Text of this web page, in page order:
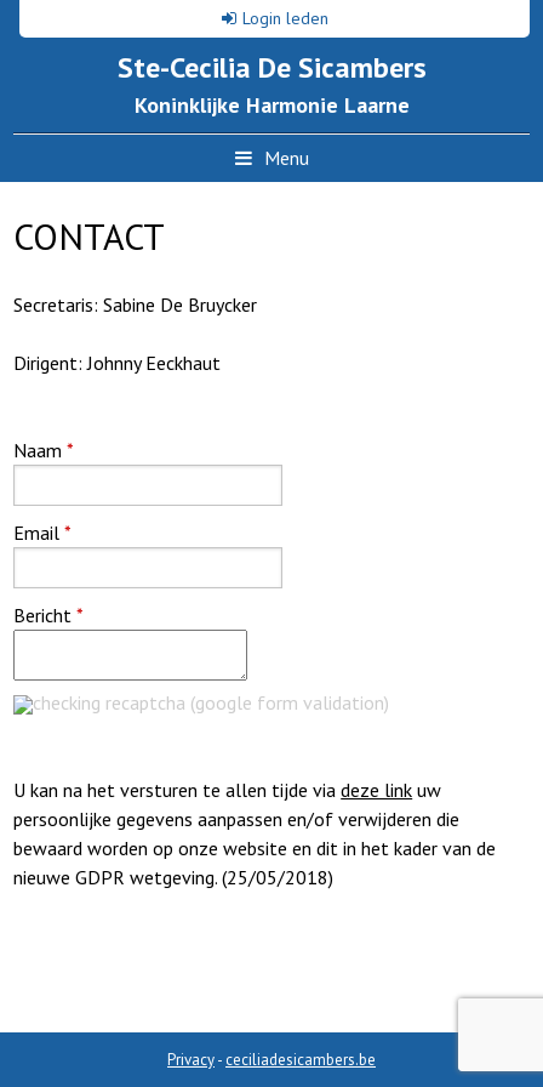
Login leden
Ste-Cecilia De Sicambers
Koninklijke Harmonie Laarne
Menu
CONTACT
Secretaris: Sabine De Bruycker
Dirigent: Johnny Eeckhaut
Naam*
Email*
Bericht*
checking recaptcha (google form validation)
U kan na het versturen te allen tijde viadeze link uw
persoonlijke gegevens aanpassen en/of verwijderen die
bewaard worden op onze website en dit in het kader van de
nieuwe GDPR wetgeving. (25/05/2018)
Privacy- ceciliadesicambers.be